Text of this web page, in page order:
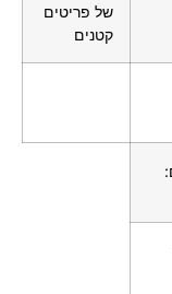
של פריטים
קטנים